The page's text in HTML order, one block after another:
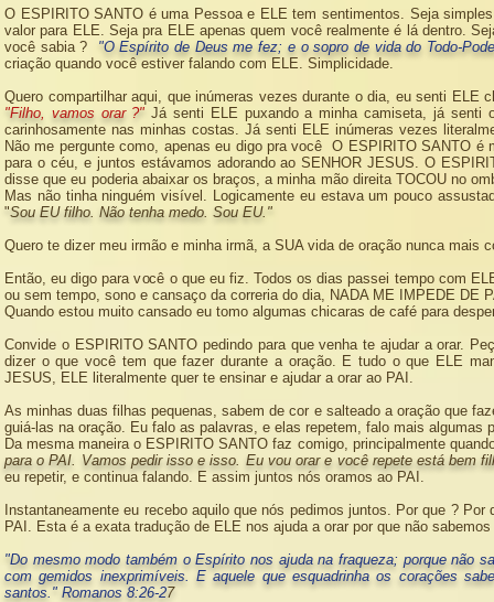
O ESPIRITO SANTO é uma Pessoa e ELE tem sentimentos. Seja
valor para ELE. Seja pra ELE apenas quem você realmente é lá dentro.
você sabia ? "O Espírito de Deus me fez; e o sopro de vida do Todo-
criação quando você estiver falando com ELE. Simplicidade.
Quero compartilhar aqui, que inúmeras vezes durante o dia, eu senti
"Filho, vamos orar ?" Já senti ELE puxando a minha camiseta, já senti
carinhosamente nas minhas costas. Já senti ELE inúmeras vezes
Não me pergunte como, apenas eu digo pra você O ESPIRITO SANTO
para o céu, e juntos estávamos adorando ao SENHOR JESUS. O
disse que eu poderia abaixar os braços, a minha mão direita TOCOU no
Mas não tinha ninguém visível. Logicamente eu estava um pouco
"Sou EU filho. Não tenha medo. Sou EU."
Quero te dizer meu irmão e minha irmã, a SUA vida de oração nunca
Então, eu digo para você o que eu fiz. Todos os dias passei tempo com
ou sem tempo, sono e cansaço da correria do dia, NADA ME IMPEDE DE
Quando estou muito cansado eu tomo algumas chicaras de café para
Convide o ESPIRITO SANTO pedindo para que venha te ajudar a orar.
dizer o que você tem que fazer durante a oração. E tudo o que ELE
JESUS, ELE literalmente quer te ensinar e ajudar a orar ao PAI.
As minhas duas filhas pequenas, sabem de cor e salteado a oração que
guiá-las na oração. Eu falo as palavras, e elas repetem, falo mais
Da mesma maneira o ESPIRITO SANTO faz comigo, principalmente
para o PAI. Vamos pedir isso e isso. Eu vou orar e você repete está bem
eu repetir, e continua falando. E assim juntos nós oramos ao PAI.
Instantaneamente eu recebo aquilo que nós pedimos juntos. Por que ?
PAI. Esta é a exata tradução de ELE nos ajuda a orar por que não
"Do mesmo modo também o Espírito nos ajuda na fraqueza; porque não
com gemidos inexprimíveis. E aquele que esquadrinha os corações
santos." Romanos 8:26-27